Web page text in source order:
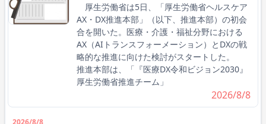
厚生労働省は5日、「厚生労働省ヘルスケア
AX・DX推進本部」（以下、推進本部）の初会
合を開いた。医療・介護・福祉分野における
AX（AIトランスフォーメーション）とDXの戦
略的な推進に向けた検討がスタートした。
推進本部は、「『医療DX令和ビジョン2030』
厚生労働省推進チーム」
2026/8/8
2026/8/8